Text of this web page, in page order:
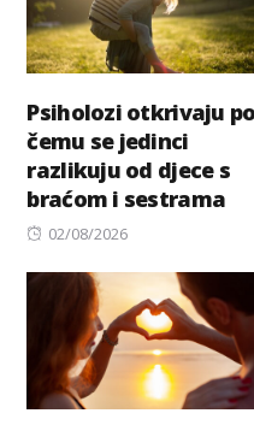
Psiholozi otkrivaju po
čemu se jedinci
razlikuju od djece s
braćom i sestrama
Posted
02/08/2026